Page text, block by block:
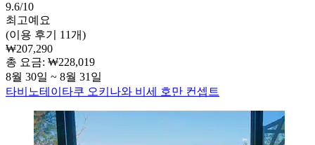
9.6/10
최고예요
(이용 후기 11개)
₩207,290
총 요금: ₩228,019
8월 30일 ~ 8월 31일
타비노테이타쿠 오키나와 비세 호만 컨셉트